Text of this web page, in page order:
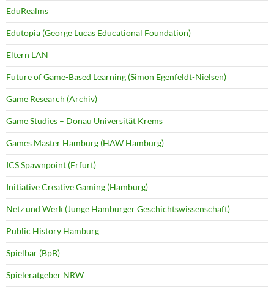
EduRealms
Edutopia (George Lucas Educational Foundation)
Eltern LAN
Future of Game-Based Learning (Simon Egenfeldt-Nielsen)
Game Research (Archiv)
Game Studies – Donau Universität Krems
Games Master Hamburg (HAW Hamburg)
ICS Spawnpoint (Erfurt)
Initiative Creative Gaming (Hamburg)
Netz und Werk (Junge Hamburger Geschichtswissenschaft)
Public History Hamburg
Spielbar (BpB)
Spieleratgeber NRW